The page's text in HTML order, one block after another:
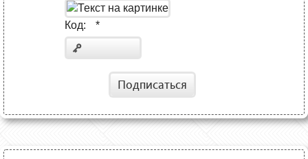
Код: *
Подписаться